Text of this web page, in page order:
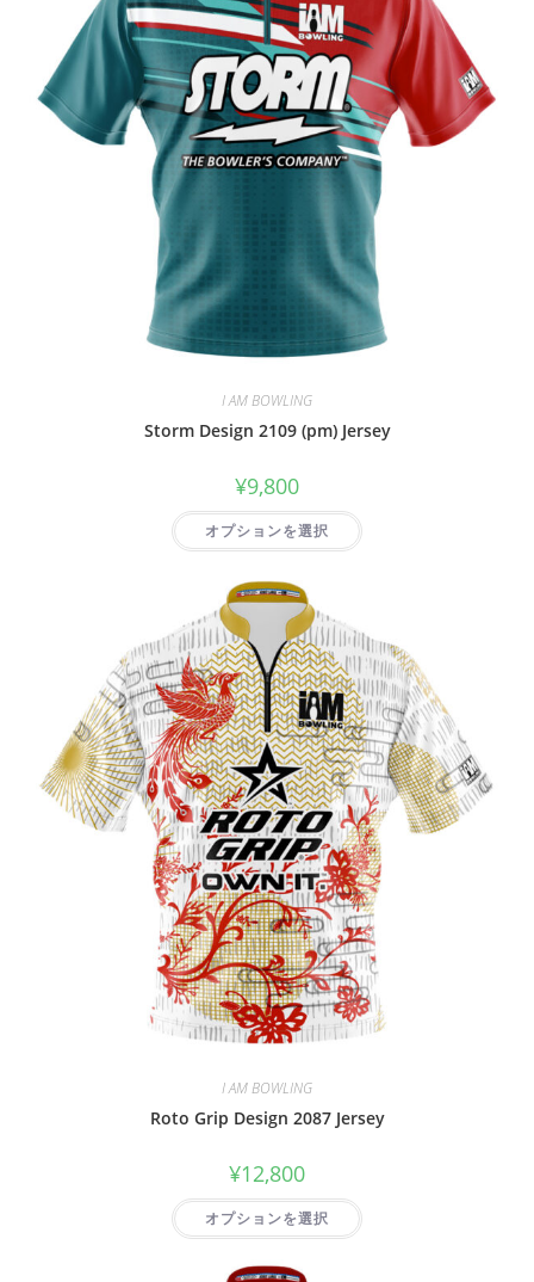
I AM BOWLING
Storm Design 2109 (pm) Jersey
¥9,800
オプションを選択
I AM BOWLING
Roto Grip Design 2087 Jersey
¥12,800
オプションを選択